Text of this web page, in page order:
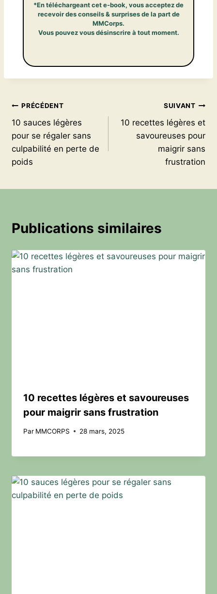
*En téléchargeant cet e-book, vous acceptez de
recevoir des conseils & surprises de la part de
MMCorps.
Vous pouvez vous désinscrire à tout moment.
Navigation
de
l’article
PRÉCÉDENT
10 sauces légères
pour se régaler sans
culpabilité en perte de
poids
SUIVANT
10 recettes légères et
savoureuses pour
maigrir sans
frustration
Publications similaires
10 recettes légères et savoureuses
pour maigrir sans frustration
Par MMCORPS 28 mars, 2025